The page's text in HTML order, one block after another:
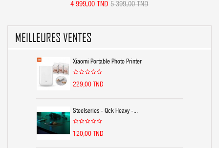
4 999,00 TND 5 399,00 TND
MEILLEURES VENTES
Xiaomi Portable Photo Printer
229,00 TND
Steelseries - Qck Heavy -...
120,00 TND